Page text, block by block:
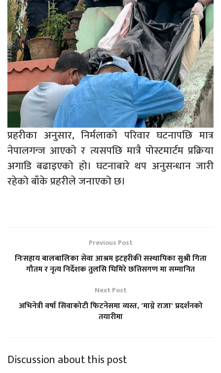
प्रहरीका अनुसार, निर्मलाको परिवार घटनापछि मात्र
नेपालगन्ज आएको र त्यसपछि मात्रै पोस्टमार्टम प्रक्रिया
अगाडि बढाइएको हो। घटनाबारे थप अनुसन्धान जारी
रहेको बाँके प्रहरीले जनाएको छ।
Previous Post
निःसहाय बालबालिका सेवा आश्रम इटहरीकी सस्थापिका सुश्री गिता
गौतम र नृत्य निर्देशक तुलसि घिमिरे छत्तिसगण मा सम्मानित
Next Post
अभिनेत्री वर्षा सिवाकोटी फिटनेसमा व्यस्त, 'माग्ने राजा' प्रदर्शनको
तयारीमा
Discussion about this post